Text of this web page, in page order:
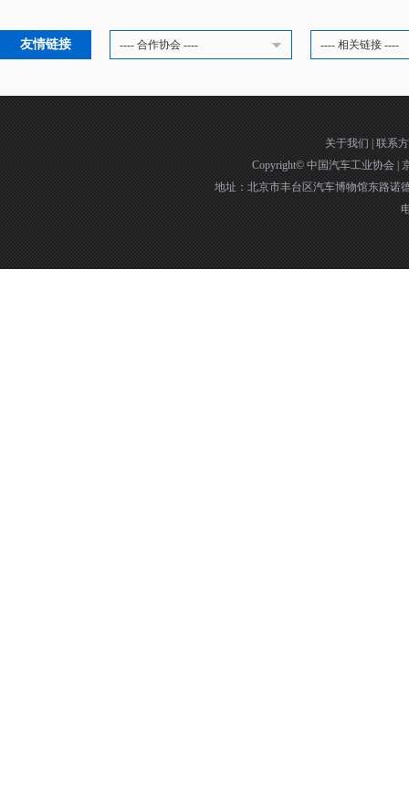
友情链接 ---- 合作协会 ---- ---- 相关链接 ----
关于我们 | 联系
Copyright© 中国汽车工业协会 |
地址：北京市丰台区汽车博物馆东路诺